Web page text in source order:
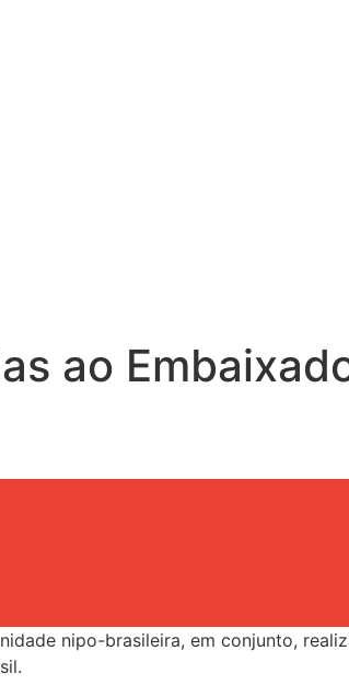
ao
nipo-brasileira, em conjunto,